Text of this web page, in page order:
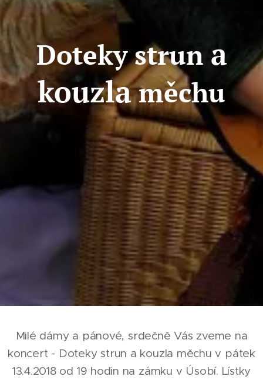
Doteky strun a
kouzlaměchu
Milé dámy a pánové, srdečně Vás zveme na
koncert - Doteky strun a kouzla měchu v pátek
13.4.2018 od 19 hodin na zámku v Úsobí. Lístky